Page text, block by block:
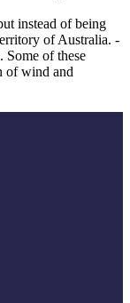
instead of being
of Australia. -
Some of these
of wind and